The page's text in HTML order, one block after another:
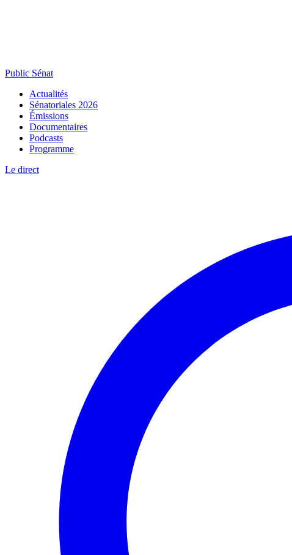
Public Sénat
Actualités
Sénatoriales 2026
Émissions
Documentaires
Podcasts
Programme
Le direct